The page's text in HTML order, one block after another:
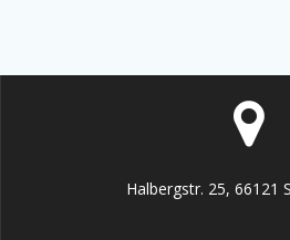
Halbergstr. 25, 66121